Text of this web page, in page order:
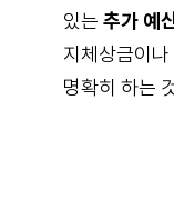
있는 추가 예
지체상금이
명확히 하는